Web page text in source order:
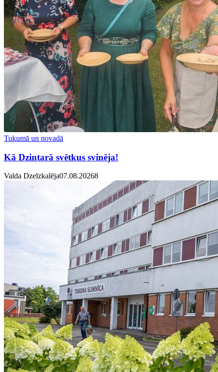
Tukumā un novadā
Kā Dzintarā svētkus svinēja!
Valda Dzelzkalēja07.08.20268